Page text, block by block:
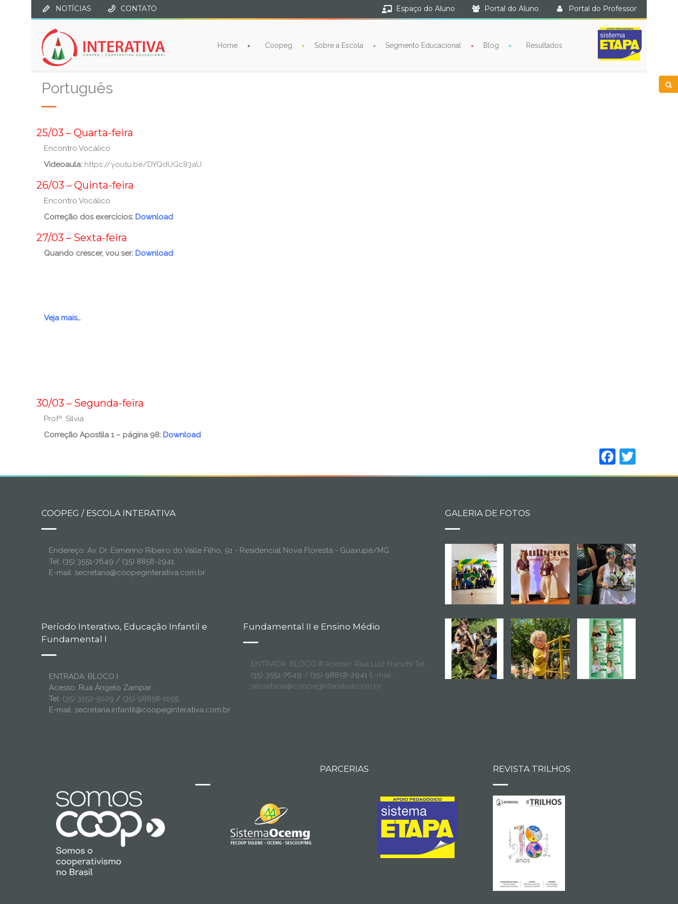
NOTÍCIAS · CONTATO Espaço do Aluno · Portal do Aluno · Portal do Professor
Home Coopeg Sobre a Escola Segmento Educacional Blog Resultados
Português
25/03 – Quarta-feira
Encontro Vocálico
Videoaula: https://youtu.be/DYQdUGc83aU
26/03 – Quinta-feira
Encontro Vocálico
Correção dos exercícios: Download
27/03 – Sexta-feira
Quando crescer, vou ser: Download
Veja mais…
30/03 – Segunda-feira
Profª. Sílvia
Correção Apostila 1 – página 98: Download
COOPEG / ESCOLA INTERATIVA
Endereço: Av. Dr. Esmerino Ribeiro do Valle Filho, 91 - Residencial Nova Floresta - Guaxupé/MG
Tel: (35) 3551-7649 / (35) 8858-2941
E-mail: secretaria@coopeginterativa.com.br
Período Interativo, Educação Infantil e
Fundamental I
ENTRADA: BLOCO I
Acesso: Rua Ângelo Zampar
Tel: (35) 3552-5029 / (35) 98858-1055
E-mail: secretaria.infantil@coopeginterativa.com.br
Fundamental II e Ensino Médio
ENTRADA: BLOCO III Acesso: Rua Luiz Franchi Tel:
(35) 3551-7649 / (35) 98858-2941E-mail:
secretaria@coopeginterativa.com.br
GALERIA DE FOTOS
PARCERIAS REVISTA TRILHOS